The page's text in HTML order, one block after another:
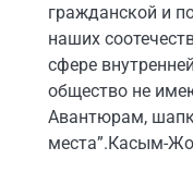
гражданской и
наших
сфере
общество не
Авантюрам,
места”.Касым-